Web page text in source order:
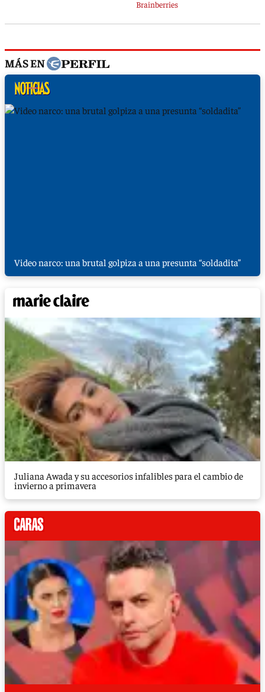
MÁS EN
Video narco: una brutal golpiza a una presunta “soldadita”
Juliana Awada y su accesorios infalibles para el cambio de
invierno a primavera